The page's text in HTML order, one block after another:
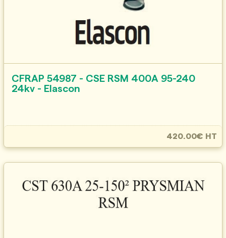
CFRAP 54987 - CSE RSM 400A 95-240
24kv - Elascon
420.00€ HT